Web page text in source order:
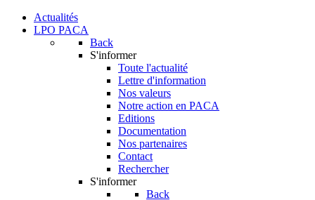
Actualités
LPO PACA
Back
S'informer
Toute l'actualité
Lettre d'information
Nos valeurs
Notre action en PACA
Editions
Documentation
Nos partenaires
Contact
Rechercher
S'informer
Back